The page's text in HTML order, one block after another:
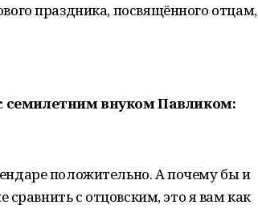
праздника, посвящённого отцам,
семилетним внуком Павликом:
положительно. А почему бы и
сравнить с отцовским, это я вам как